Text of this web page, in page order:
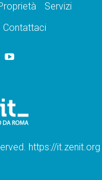
Servizi
Contattaci
https://it.zenit.org